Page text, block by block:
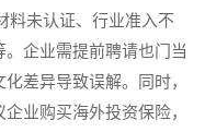
未认证、行业准入不
企业需提前聘请也门当
差异导致误解。同时，
业购买海外投资保险，